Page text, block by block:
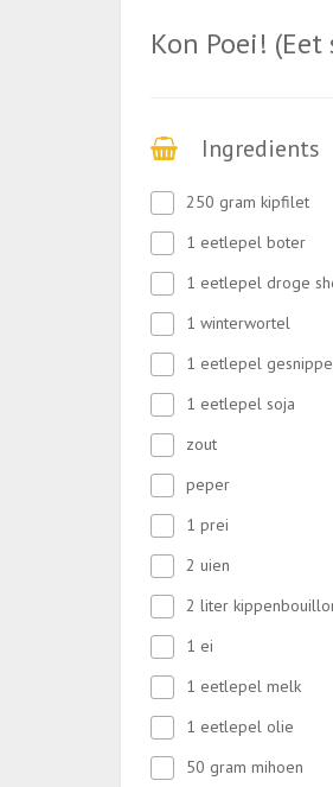
Kon Poei!
Ingredients
250 gram kipfilet
1 eetlepel boter
1 eetlepel droge
1 winterwortel
1 eetlepel
1 eetlepel soja
zout
peper
1 prei
2 uien
2 liter
1 ei
1 eetlepel melk
1 eetlepel olie
50 gram mihoen